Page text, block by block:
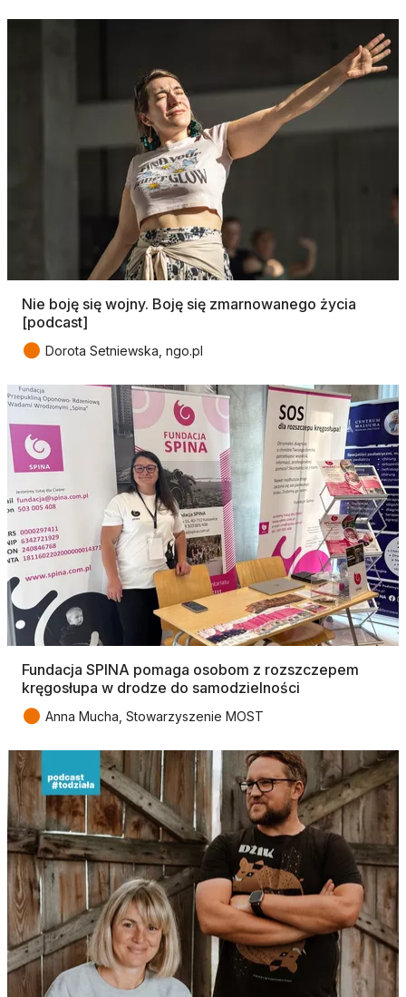
Nie boję się wojny. Boję się zmarnowanego życia
[podcast]
● Dorota Setniewska, ngo.pl
Fundacja SPINA pomaga osobom z rozszczepem
kręgosłupa w drodze do samodzielności
● Anna Mucha, Stowarzyszenie MOST